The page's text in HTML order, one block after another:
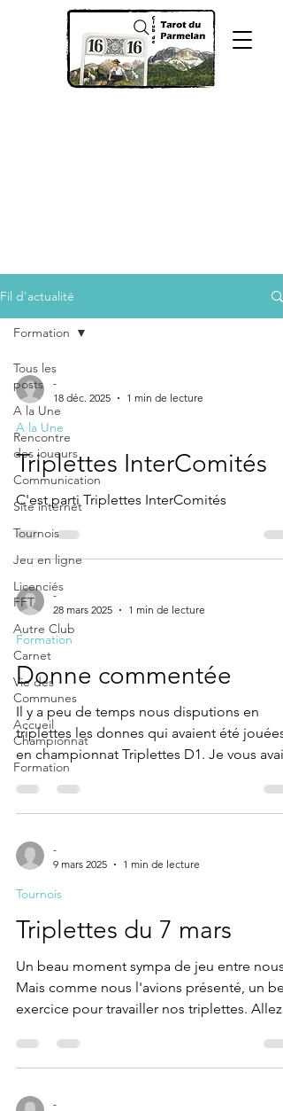
Fil d'actualité
Tous les
posts
A la Une
Rencontre
des joueurs
Communication
Site internet
Tournois
Jeu en ligne
Licenciés
FFT
Autre Club
Carnet
Vie des
Communes
Accueil
Championnat
Formation
Formation
-
18 déc. 2025
1 min de lecture
A la Une
Triplettes InterComités
C'est parti Triplettes InterComités
-
28 mars 2025
1 min de lecture
Formation
Donne commentée
Il y a peu de temps nous disputions en
triplettes les donnes qui avaient été jouées
en championnat Triplettes D1. Je vous avais
annoncé...
-
9 mars 2025
1 min de lecture
Tournois
Triplettes du 7 mars
Un beau moment sympa de jeu entre nous..
Mais comme nous l'avions présenté, un bel
exercice pour travailler nos triplettes.
-